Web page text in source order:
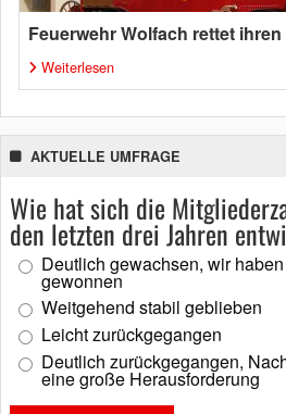
Feuerwehr Wolfach rettet
Weiterlesen
AKTUELLE UMFRAGE
Wie hat sich die
den letzten drei Jahren
Deutlich gewachsen, wir
gewonnen
Weitgehend stabil geblieben
Leicht zurückgegangen
Deutlich zurückgegangen,
eine große Herausforderung